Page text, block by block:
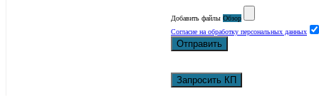
Добавить файлы Обзор
Согласие на обработку персональных данных
Отправить
Запросить КП